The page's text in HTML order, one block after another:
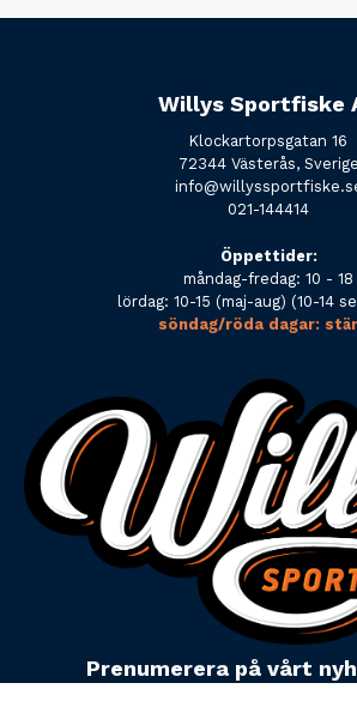
Willys Sportfiske
Klockartorpsgatan 16
72344 Västerås, Sverige
021-144414
Öppettider:
måndag-fredag: 10 - 18
lördag: 10-15 (maj-aug) (10-14
söndag/röda dagar:
Prenumerera på vårt